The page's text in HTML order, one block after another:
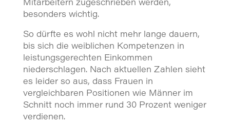
Mitarbeitern zugeschrieben werden,
besonders wichtig.
So dürfte es wohl nicht mehr lange dauern,
bis sich die weiblichen Kompetenzen in
leistungsgerechten Einkommen
niederschlagen. Nach aktuellen Zahlen sieht
es leider so aus, dass Frauen in
vergleichbaren Positionen wie Männer im
Schnitt noch immer rund 30 Prozent weniger
verdienen.